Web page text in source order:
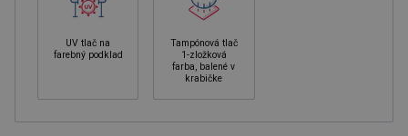
UV tlač na
farebný podklad
Tampónová tlač
1-zložková
farba, balené v
krabičke